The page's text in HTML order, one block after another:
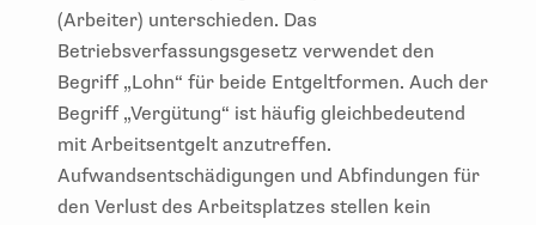
(Arbeiter) unterschieden. Das
Betriebsverfassungsgesetz verwendet den
Begriff „Lohn“ für beide Entgeltformen. Auch der
Begriff „Vergütung“ ist häufig gleichbedeutend
mit Arbeitsentgelt anzutreffen.
Aufwandsentschädigungen und Abfindungen für
den Verlust des Arbeitsplatzes stellen kein